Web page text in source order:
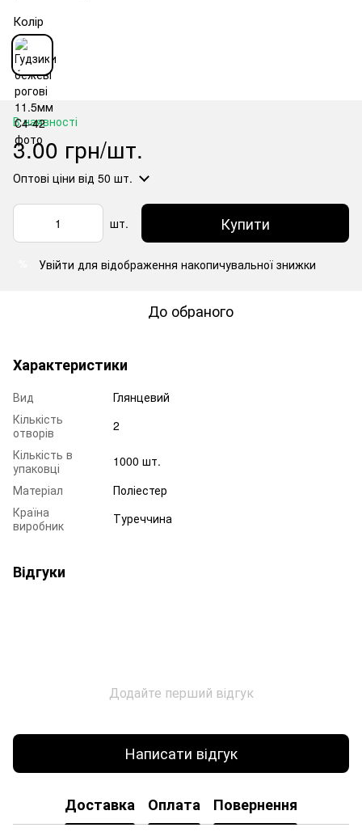
Колір
В наявності
3.00 грн/шт.
Оптові ціни від 50 шт.
шт. Купити
Увійти для відображення накопичувальної знижки
До обраного
Характеристики
Вид
Глянцевий
Кількість
отворів
2
Кількість в
упаковці
1000 шт.
Матеріал
Поліестер
Країна
виробник
Туреччина
Відгуки
Додайте перший відгук
Написати відгук
Доставка Оплата Повернення